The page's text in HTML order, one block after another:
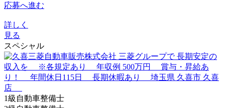
応募へ進む
詳しく
見る
スペシャル
1級自動車整備士